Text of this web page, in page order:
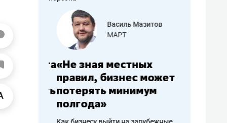
работа
Василь Мазитов
МАРТ
«Не зная местных
правил, бизнес может
потерять минимум
полгода»